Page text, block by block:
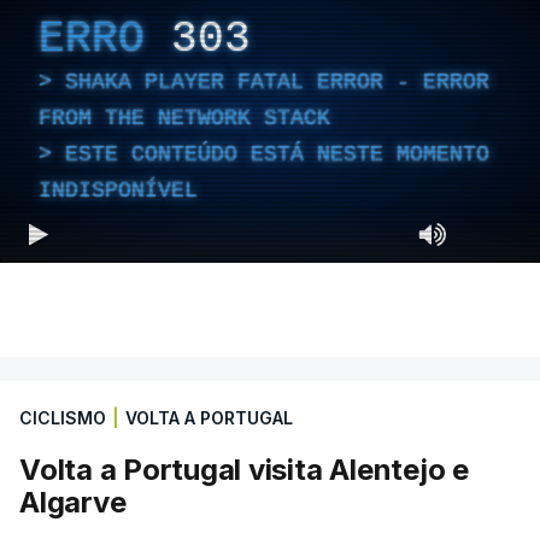
ERRO 303
SHAKA PLAYER FATAL ERROR - ERROR
FROM THE NETWORK STACK
ESTE CONTEÚDO ESTÁ NESTE MOMENTO
INDISPONÍVEL
CICLISMO VOLTA A PORTUGAL
Volta a Portugal visita Alentejo e
Algarve